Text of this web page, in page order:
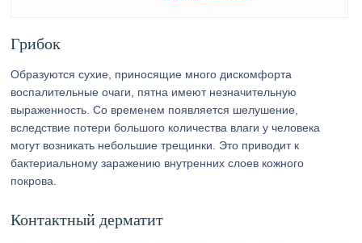
Грибок
Образуются сухие, приносящие много дискомфорта
воспалительные очаги, пятна имеют незначительную
выраженность. Со временем появляется шелушение,
вследствие потери большого количества влаги у человека
могут возникать небольшие трещинки. Это приводит к
бактериальному заражению внутренних слоев кожного
покрова.
Контактный дерматит